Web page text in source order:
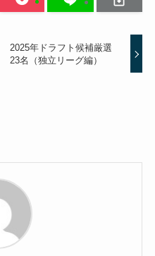
2025年ドラフト候補厳選
23名（独立リーグ編）